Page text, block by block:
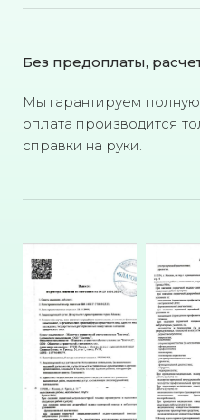
Без предоплаты,
Мы гарантируем
оплата производится
справки на руки.